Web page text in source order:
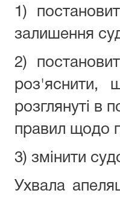
1)
залишення
2)
роз'яснити,
розглянуті в
правил щодо
3) змінити
Ухвала